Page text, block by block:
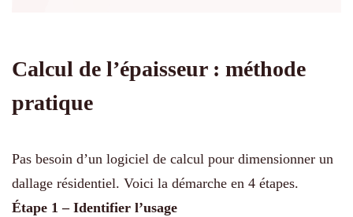
Calcul de l’épaisseur : méthode
pratique
Pas besoin d’un logiciel de calcul pour dimensionner un
dallage résidentiel. Voici la démarche en 4 étapes.
Étape 1 – Identifier l’usage